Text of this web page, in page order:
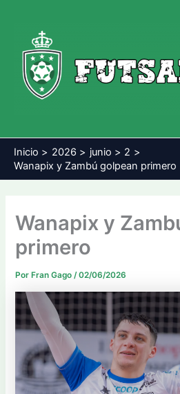
contenido
Inicio 2026 junio
2
Wanapix y Zambú golpean primero
Wanapix y
primero
PorFran Gago /02/06/2026